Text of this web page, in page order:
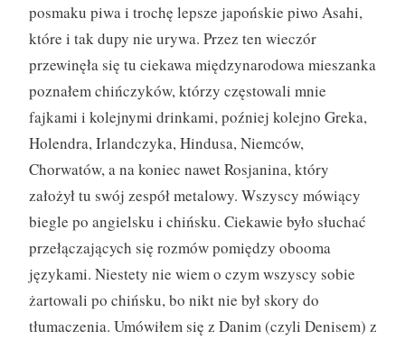
posmaku piwa i trochę lepsze japońskie piwo Asahi,
które i tak dupy nie urywa. Przez ten wieczór
przewinęła się tu ciekawa międzynarodowa mieszanka
poznałem chińczyków, którzy częstowali mnie
fajkami i kolejnymi drinkami, poźniej kolejno Greka,
Holendra, Irlandczyka, Hindusa, Niemców,
Chorwatów, a na koniec nawet Rosjanina, który
założył tu swój zespół metalowy. Wszyscy mówiący
biegle po angielsku i chińsku. Ciekawie było słuchać
przełączających się rozmów pomiędzy obooma
językami. Niestety nie wiem o czym wszyscy sobie
żartowali po chińsku, bo nikt nie był skory do
tłumaczenia. Umówiłem się z Danim (czyli Denisem) z